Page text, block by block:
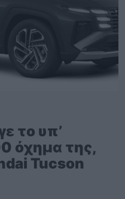
το υπ’
όχημα της,
Tucson